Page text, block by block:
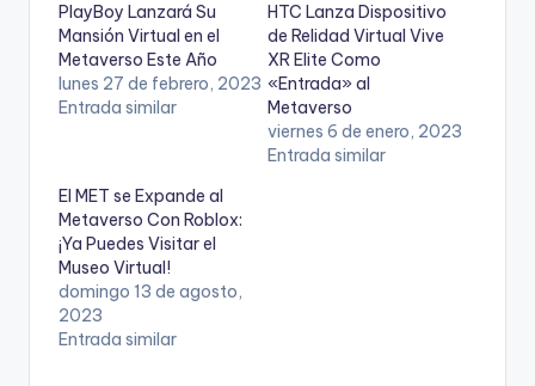
PlayBoy Lanzará Su
Mansión Virtual en el
Metaverso Este Año
lunes 27 de febrero, 2023
Entrada similar
HTC Lanza Dispositivo
de Relidad Virtual Vive
XR Elite Como
«Entrada» al
Metaverso
viernes 6 de enero, 2023
Entrada similar
El MET se Expande al
Metaverso Con Roblox:
¡Ya Puedes Visitar el
Museo Virtual!
domingo 13 de agosto,
2023
Entrada similar